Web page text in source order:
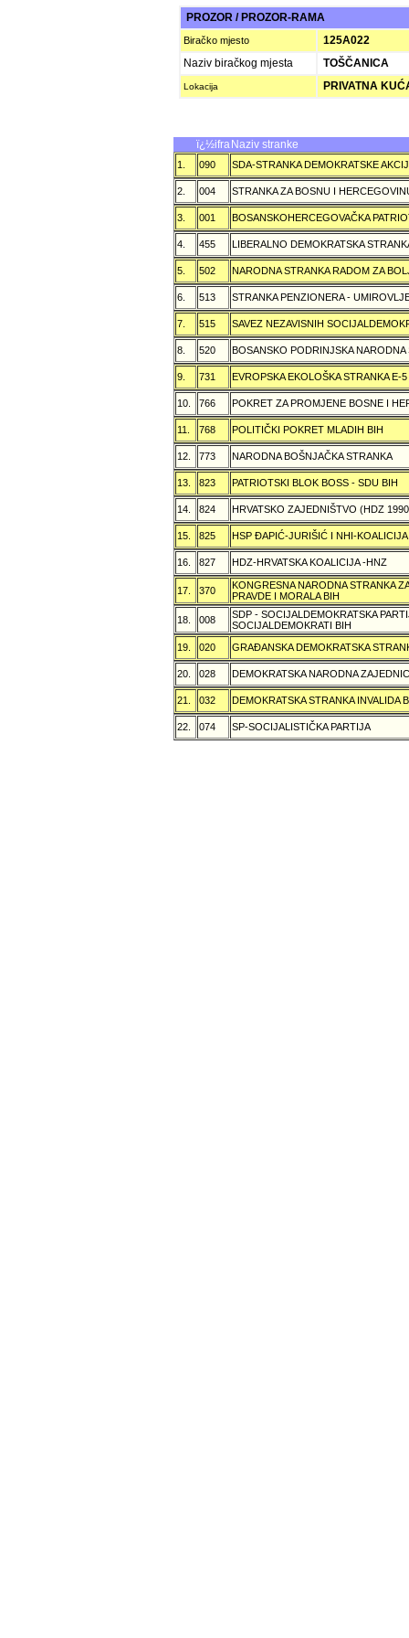
PROZOR / PROZOR-RAMA
Biračko mjesto
125A022
Naziv biračkog mjesta
TOŠČANICA
Lokacija PRIVATNA
ï¿½ifra Naziv stranke
1. 090 SDA-STRANKA DEMOKRATSKE
2. 004 STRANKA ZA BOSNU I
3. 001 BOSANSKOHERCEGOVAČKA
4. 455 LIBERALNO DEMOKRATSKA
5. 502 NARODNA STRANKA RADOM ZA
6. 513 STRANKA PENZIONERA -
7. 515 SAVEZ NEZAVISNIH
8. 520 BOSANSKO PODRINJSKA NARODNA
9. 731 EVROPSKA EKOLOŠKA STRANKA E-5
10. 766 POKRET ZA PROMJENE BOSNE I
11. 768 POLITIČKI POKRET MLADIH BIH
12. 773 NARODNA BOŠNJAČKA STRANKA
13. 823 PATRIOTSKI BLOK BOSS - SDU BIH
14. 824 HRVATSKO ZAJEDNIŠTVO (HDZ
15. 825 HSP ÐAPIĆ-JURIŠIĆ I NHI-
16. 827 HDZ-HRVATSKA KOALICIJA -HNZ
17. 370
KONGRESNA NARODNA STRANKA
PRAVDE I MORALA BIH
18. 008
SDP - SOCIJALDEMOKRATSKA
SOCIJALDEMOKRATI BIH
19.
020 GRAÐANSKA DEMOKRATSKA
20. 028 DEMOKRATSKA NARODNA
21. 032 DEMOKRATSKA STRANKA INVALIDA
22. 074 SP-SOCIJALISTIČKA PARTIJA